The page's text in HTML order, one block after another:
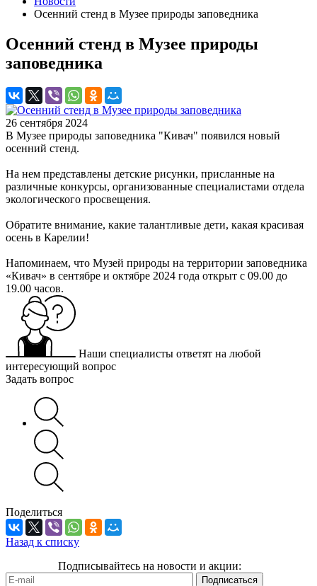
Осенний стенд в Музее природы заповедника
Осенний стенд в Музее природы
заповедника
26 сентября 2024
В Музее природы заповедника "Кивач" появился новый
осенний стенд.
На нем представлены детские рисунки, присланные на
различные конкурсы, организованные специалистами отдела
экологического просвещения.
Обратите внимание, какие талантливые дети, какая красивая
осень в Карелии!
Напоминаем, что Музей природы на территории заповедника
«Кивач» в сентябре и октябре 2024 года открыт с 09.00 до
19.00 часов.
Наши специалисты ответят на любой
интересующий вопрос
Задать вопрос
Поделиться
Назад к списку
Подписывайтесь на новости и акции: